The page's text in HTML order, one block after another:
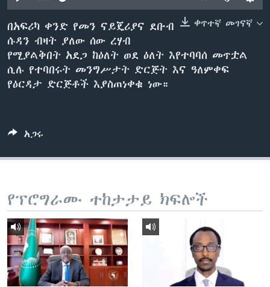
ቋንቋዎች
ቀጥተኛ መገናኛ
በአፍሪካ ቀንድ የመን ናይጄሪያና ደቡብ
ሱዳን ብዛት ያለው ሰው ረሃብ
የሚያልቅበት አደጋ ከዕለት ወደ ዕለት እየተባባሰ መጥቷል
ሲሉ የተባበሩት መንግሥታት ድርጅት እና ዓለምቀፍ
የዕርዳታ ድርጅቶች እያስጠነቀቁ ነው።
አጋሩ
የፕሮግራሙ ተከታታይ ክፍሎች